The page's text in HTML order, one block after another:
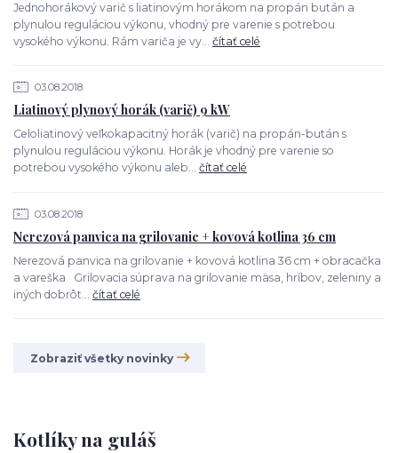
Jednohorákový varič s liatinovým horákom na propán bután a
plynulou reguláciou výkonu, vhodný pre varenie s potrebou
vysokého výkonu. Rám variča je vy... čítať celé
03.08.2018
Liatinový plynový horák (varič) 9 kW
Celoliatinový veľkokapacitný horák (varič) na propán-bután s
plynulou reguláciou výkonu. Horák je vhodný pre varenie so
potrebou vysokého výkonu aleb... čítať celé
03.08.2018
Nerezová panvica na grilovanie + kovová kotlina 36 cm
Nerezová panvica na grilovanie + kovová kotlina 36 cm + obracačka
a vareška Grilovacia súprava na grilovanie mäsa, hríbov, zeleniny a
iných dobrôt... čítať celé
Zobraziť všetky novinky
Kotlíky na guláš